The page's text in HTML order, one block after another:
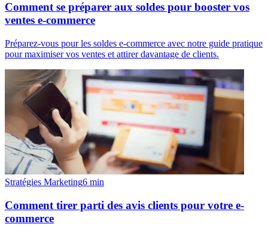
Comment se préparer aux soldes pour booster vos
ventes e-commerce
Préparez-vous pour les soldes e-commerce avec notre guide pratique
pour maximiser vos ventes et attirer davantage de clients.
Stratégies Marketing6 min
Comment tirer parti des avis clients pour votre e-
commerce